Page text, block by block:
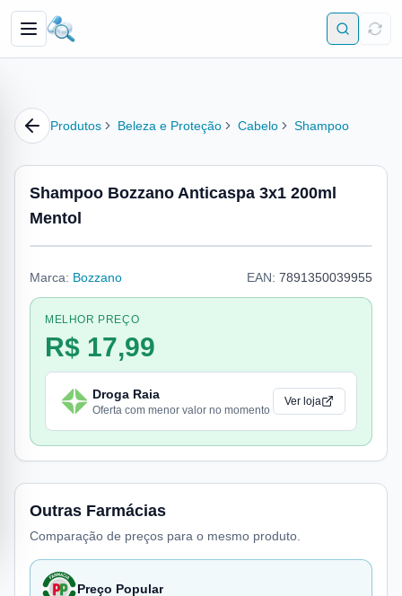
Produtos Beleza e Proteção Cabelo Shampoo
Shampoo Bozzano Anticaspa 3x1 200ml
Mentol
Marca: Bozzano EAN: 7891350039955
MELHOR PREÇO
R$ 17,99
Droga Raia
Oferta com menor valor no momento
Ver loja
Outras Farmácias
Comparação de preços para o mesmo produto.
Preço Popular